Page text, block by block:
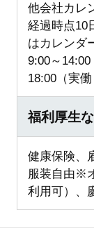
他会社カレ
経過時点10
はカレンダ
9:00～
18:00（実働
福利厚生
健康保険、
服装自由※
利用可）、